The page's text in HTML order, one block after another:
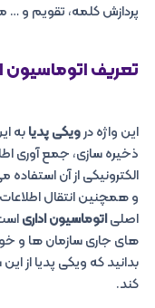
پردازش کلمه، تقویم و …
تعریف اتوماسیون
این واژه درویکی پدیابه
ذخیره سازی، جمع آوری
الکترونیکی از آن
و همچنین انتقال
اصلیاتوماسیون اداری
های جاری سازمان ها و
بدانید که ویکی پدیا از
کند.